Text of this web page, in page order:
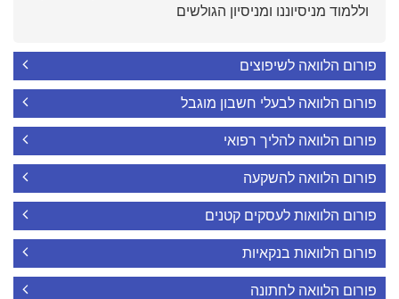
וללמוד מניסיוננו ומניסיון הגולשים
פורום הלוואה לשיפוצים
פורום הלוואה לבעלי חשבון מוגבל
פורום הלוואה להליך רפואי
פורום הלוואה להשקעה
פורום הלוואות לעסקים קטנים
פורום הלוואות בנקאיות
פורום הלוואה לחתונה